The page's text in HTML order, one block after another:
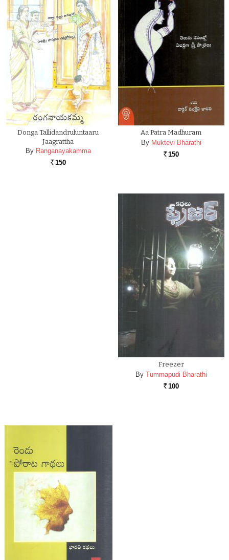
Donga Tallidandruluntaaru
Jaagrattha
By Ranganayakamma
Rs. 150
Aa Patra Madhuram
By Muktevi Bharathi
Rs. 150
Freezer
By Tummapudi Bharathi
Rs. 100